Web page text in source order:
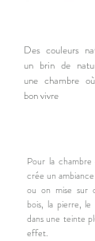
Des couleurs
un brin de
une chambre
bon vivre
Pour la
crée un
ou on mise sur
bois, la pierre, le
dans une teinte
effet.